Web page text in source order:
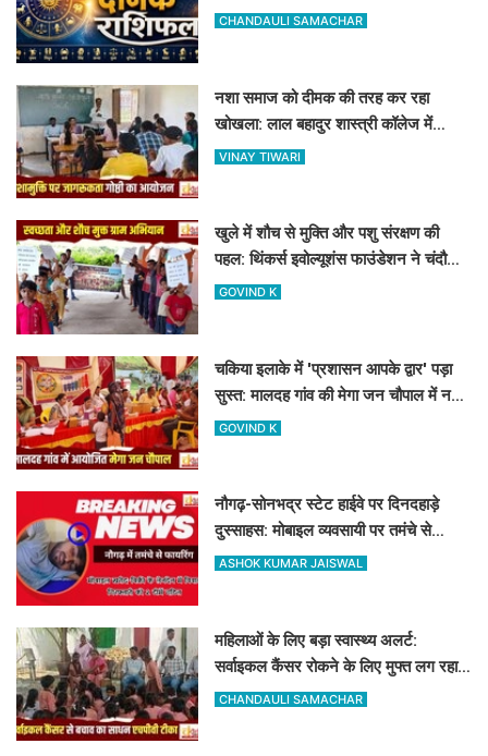
जरूरत
CHANDAULI SAMACHAR
नशा समाज को दीमक की तरह कर रहा
खोखला: लाल बहादुर शास्त्री कॉलेज में
नशामुक्ति गोष्ठी का आयोजन
VINAY TIWARI
खुले में शौच से मुक्ति और पशु संरक्षण की
पहल: थिंकर्स इवोल्यूशंस फाउंडेशन ने चंदौली
के गांवों में चलाया अभियान
GOVIND K
चकिया इलाके में 'प्रशासन आपके द्वार' पड़ा
सुस्त: मालदह गांव की मेगा जन चौपाल में नहीं
पहुंचे बड़े अफसर
GOVIND K
नौगढ़-सोनभद्र स्टेट हाईवे पर दिनदहाड़े
दुस्साहस: मोबाइल व्यवसायी पर तमंचे से
फायरिंग, हाथ में लगी गोली
ASHOK KUMAR JAISWAL
महिलाओं के लिए बड़ा स्वास्थ्य अलर्ट:
सर्वाइकल कैंसर रोकने के लिए मुफ्त लग रहा
HPV का टीका
CHANDAULI SAMACHAR